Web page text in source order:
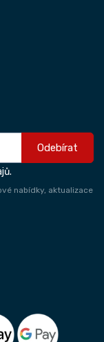
Odebírat
nabídky, aktualizace